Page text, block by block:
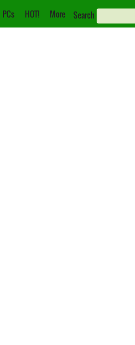
PCs HOT! More Search